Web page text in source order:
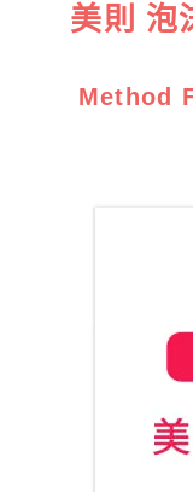
美則 泡
Method